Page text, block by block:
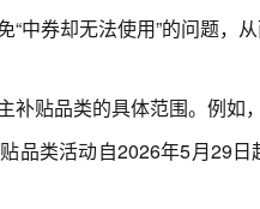
“中券却无法使用”的问题，
贴品类的具体范围。例如
品类活动自2026年5月29